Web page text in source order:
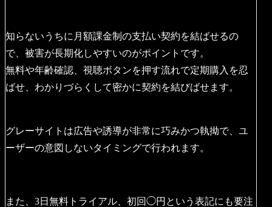
知らないうちに月額課金制の支払い契約を結ばせるの
で、被害が長期化しやすいのがポイントです。
無料や年齢確認、視聴ボタンを押す流れで定期購入を忍
ばせ、わかりづらくして密かに契約を結びばせます。
グレーサイトは広告や誘導が非常に巧みかつ執拗で、ユ
ーザーの意図しないタイミングで行われます。
また、3日無料トライアル、初回◯円という表記にも要注